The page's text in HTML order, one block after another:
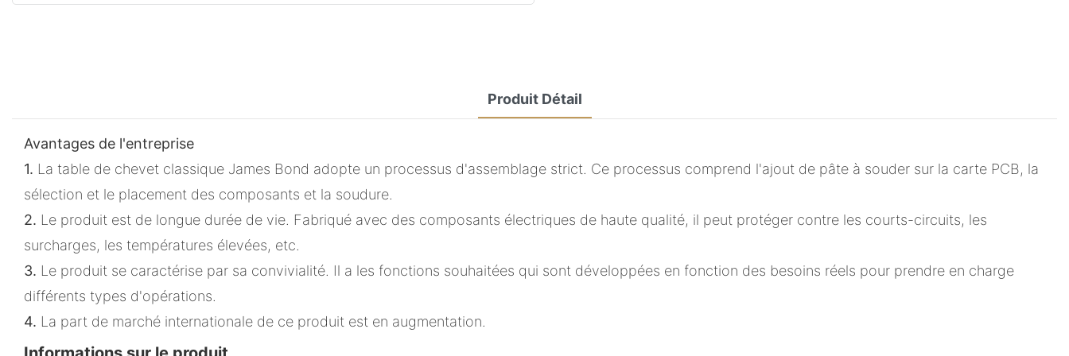
Produit Détail
Avantages de l'entreprise
1. La table de chevet classique James Bond adopte un processus d'assemblage strict. Ce processus comprend l'ajout de pâte à souder sur la carte PCB, la
sélection et le placement des composants et la soudure.
2. Le produit est de longue durée de vie. Fabriqué avec des composants électriques de haute qualité, il peut protéger contre les courts-circuits, les
surcharges, les températures élevées, etc.
3. Le produit se caractérise par sa convivialité. Il a les fonctions souhaitées qui sont développées en fonction des besoins réels pour prendre en charge
différents types d'opérations.
4. La part de marché internationale de ce produit est en augmentation.